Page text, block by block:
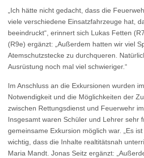
„Ich hätte nicht gedacht, dass die
viele verschiedene Einsatzfahrzeuge hat,
beeindruckt“, erinnert sich Lukas Fetten
(R9e) ergänzt: „Außerdem hatten wir viel
Atemschutzstecke zu durchqueren.
Ausrüstung noch mal viel schwieriger.“
Im Anschluss an die Exkursionen wurden
Notwendigkeit und die Möglichkeiten der
zwischen Rettungsdienst und Feuerwehr
Insgesamt waren Schüler und Lehrer sehr
gemeinsame Exkursion möglich war. „Es
wichtig, dass die Inhalte realtitätsnah
Maria Mandt. Jonas Seitz ergänzt: